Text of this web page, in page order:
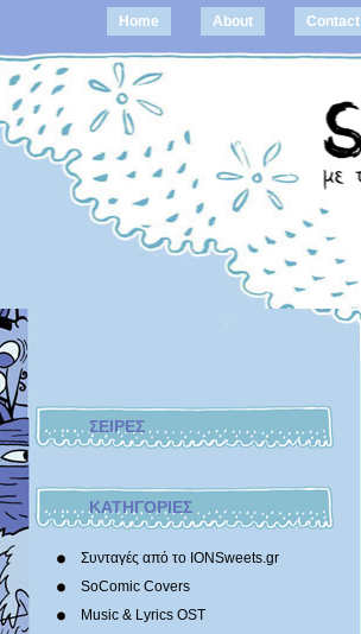
Home About Contact
ΣΕΙΡΕΣ
ΚΑΤΗΓΟΡΙΕΣ
Συνταγές από το IONSweets.gr
SoComic Covers
Music & Lyrics OST